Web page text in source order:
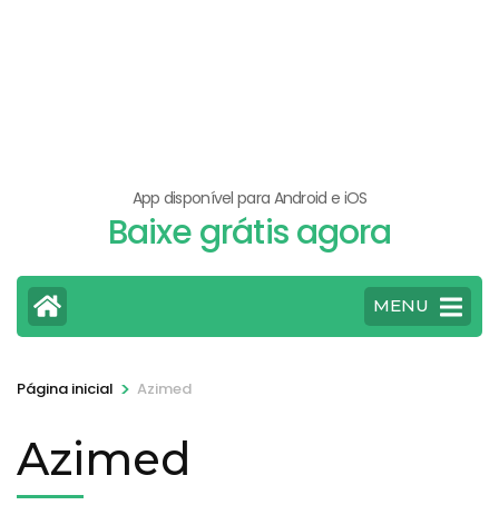
App disponível para Android e iOS
Baixe grátis agora
MENU
Página inicial > Azimed
Azimed